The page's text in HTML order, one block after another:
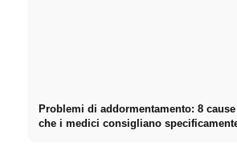
Problemi di addormentamento: 8
che i medici consigliano